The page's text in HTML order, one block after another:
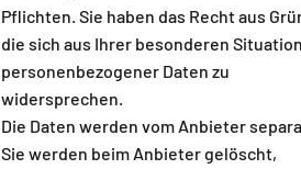
Pflichten. Sie haben das Recht aus
die sich aus Ihrer besonderen
personenbezogener Daten zu
widersprechen.
Die Daten werden vom Anbieter
Sie werden beim Anbieter gelöscht,